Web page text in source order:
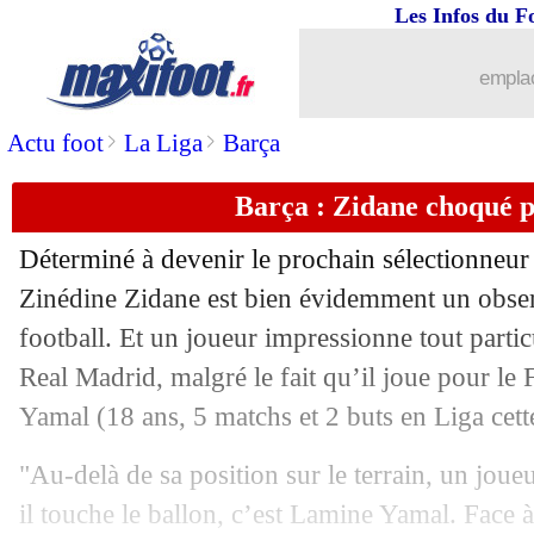
Actu foot> La Liga> Barça
Les Infos du
Barça : Zidane choqué
Déterminé à devenir le prochain
Zinédine Zidane est bien évidemment un
football. Et un joueur impressionne tout
Real Madrid, malgré le fait qu’il joue pour le
Yamal (18 ans, 5 matchs et 2 buts en Liga
"Au-delà de sa position sur le terrain, un
il touche le ballon, c’est Lamine Yamal. Face
Barça : Olmo forfait pour le Clasico
13/10 Brésil: Neymar, le message
: peu de fans français au
13/10 Barça: Yamal, un fantasme à 400
13/10 Divers: Balotelli a des offres, mais...
13/10 Bayern : Musiala avant la fin de
13/10 LFP: les Bleuets, le choix de la FFF
Rennes: pourquoi Jacquet est resté